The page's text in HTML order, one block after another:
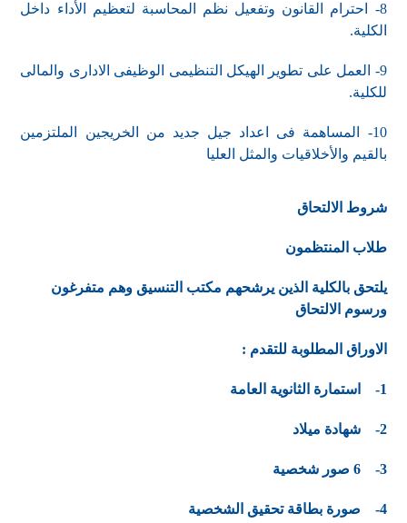
8- احترام القانون وتفعيل نظم المحاسبة لتعظيم الأداء داخل
الكلية.
9- العمل على تطوير الهيكل التنظيمى الوظيفى الادارى والمالى
للكلية.
10- المساهمة فى اعداد جيل جديد من الخريجين الملتزمين
بالقيم والأخلاقيات والمثل العليا
شروط الالتحاق
طلاب المنتظمون
يلتحق بالكلية الذين يرشحهم مكتب التنسيق وهم متفرغون
ورسوم الالتحاق
الاوراق المطلوبة للتقدم :
1- استمارة الثانوية العامة
2- شهادة ميلاد
3- 6 صور شخصية
4- صورة بطاقة تحقيق الشخصية